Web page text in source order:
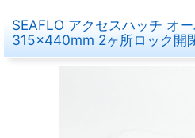
SEAFLO アクセスハッチ オ
315×440mm 2ヶ所ロック開